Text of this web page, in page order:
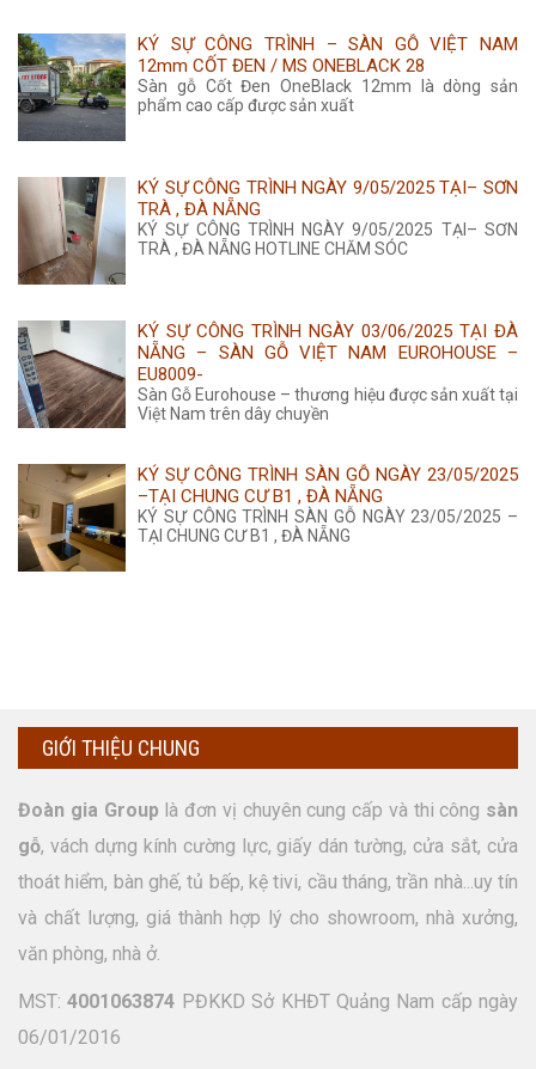
KÝ SỰ CÔNG TRÌNH – SÀN GỖ VIỆT NAM
12mm CỐT ĐEN / MS ONEBLACK 28
Sàn gỗ Cốt Đen OneBlack 12mm là dòng sản
phẩm cao cấp được sản xuất
KÝ SỰ CÔNG TRÌNH NGÀY 9/05/2025 TẠI– SƠN
TRÀ , ĐÀ NẴNG
KÝ SỰ CÔNG TRÌNH NGÀY 9/05/2025 TẠI– SƠN
TRÀ , ĐÀ NẴNG HOTLINE CHĂM SÓC
KÝ SỰ CÔNG TRÌNH NGÀY 03/06/2025 TẠI ĐÀ
NẴNG – SÀN GỖ VIỆT NAM EUROHOUSE –
EU8009-
Sàn Gỗ Eurohouse – thương hiệu được sản xuất tại
Việt Nam trên dây chuyền
KÝ SỰ CÔNG TRÌNH SÀN GỖ NGÀY 23/05/2025
–TẠI CHUNG CƯ B1 , ĐÀ NẴNG
KÝ SỰ CÔNG TRÌNH SÀN GỖ NGÀY 23/05/2025 –
TẠI CHUNG CƯ B1 , ĐÀ NẴNG
GIỚI THIỆU CHUNG
Đoàn gia Group là đơn vị chuyên cung cấp và thi công sàn
gỗ, vách dựng kính cường lực, giấy dán tường, cửa sắt, cửa
thoát hiểm, bàn ghế, tủ bếp, kệ tivi, cầu tháng, trần nhà...uy tín
và chất lượng, giá thành hợp lý cho showroom, nhà xưởng,
văn phòng, nhà ở.
MST:4001063874 PĐKKD Sở KHĐT Quảng Nam cấp ngày
06/01/2016